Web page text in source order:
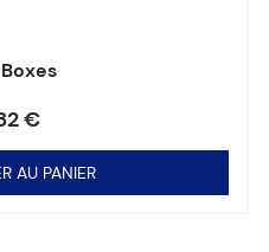
€
AU PANIER